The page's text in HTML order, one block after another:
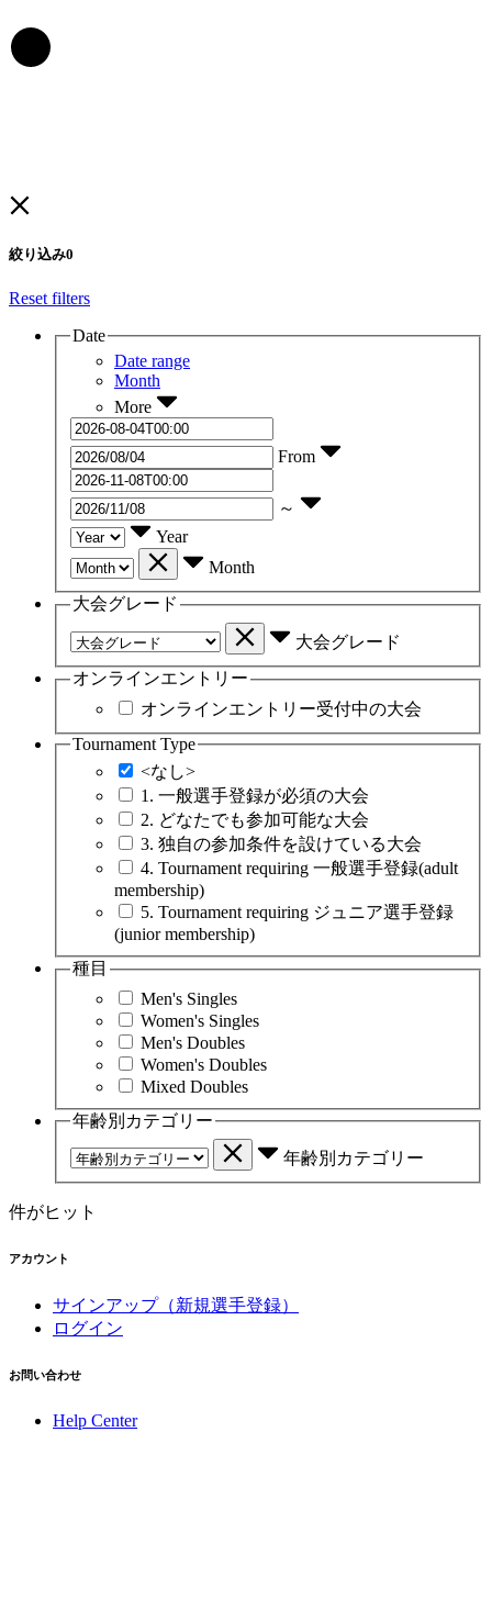
絞り込み0
Reset filters
Date
Date range
Month
More
From
～
Year
Month
大会グレード
大会グレード
オンラインエントリー
オンラインエントリー受付中の大会
Tournament Type
<なし>
1. 一般選手登録が必須の大会
2. どなたでも参加可能な大会
3. 独自の参加条件を設けている大会
4. Tournament requiring 一般選手登録(adult
membership)
5. Tournament requiring ジュニア選手登録
(junior membership)
種目
Men's Singles
Women's Singles
Men's Doubles
Women's Doubles
Mixed Doubles
年齢別カテゴリー
年齢別カテゴリー
件がヒット
アカウント
サインアップ（新規選手登録）
ログイン
お問い合わせ
Help Center